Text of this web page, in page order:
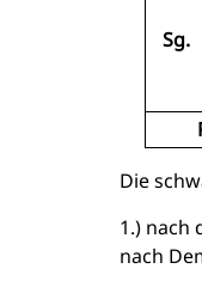
Sg.
Die
1.) nach
nach